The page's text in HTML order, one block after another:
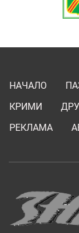
НАЧАЛО
КРИМИ
РЕКЛАМА